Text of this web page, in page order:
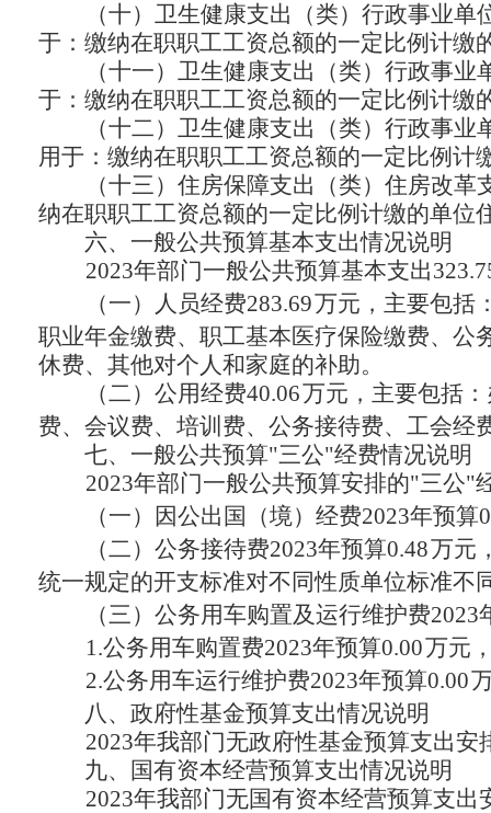
（十）卫生健康支出（类）行政事业
于：缴纳在职职工工资总额的一定比例计缴
（十一）卫生健康支出（类）行政事
于：缴纳在职职工工资总额的一定比例计缴
（十二）卫生健康支出（类）行政事
用于：缴纳在职职工工资总额的一定比例计
（十三）住房保障支出（类）住房改
纳在职职工工资总额的一定比例计缴的单位
六、一般公共预算基本支出情况说明
2023年部门一般公共预算基本支出
（一）人员经费283.69万元，主要包括
职业年金缴费、职工基本医疗保险缴费、公
休费、其他对个人和家庭的补助。
（二）公用经费40.06万元，主要包括
费、会议费、培训费、公务接待费、工会
七、 一般公共预算"三公"经费情况说明
2023年部门一般公共预算安排的"三公"
（一）因公出国（境）经费2023年预算
（二）公务接待费2023年预算0.48万元
统一规定的开支标准对不同性质单位标准不
（三）公务用车购置及运行维护费2023
1.公务用车购置费2023年预算0.00万元
2.公务用车运行维护费2023年预算0.00
八、政府性基金预算支出情况说明
2023年我部门无政府性基金预算支出安
九、国有资本经营预算支出情况说明
2023年我部门无国有资本经营预算支